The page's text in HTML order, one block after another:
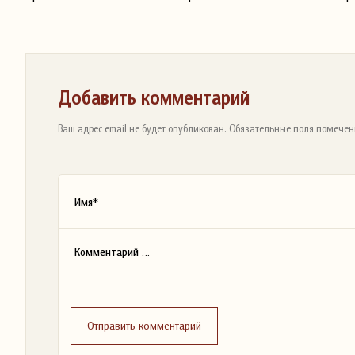
Добавить комментарий
Ваш адрес email не будет опубликован. Обязательные поля
Отправить комментарий